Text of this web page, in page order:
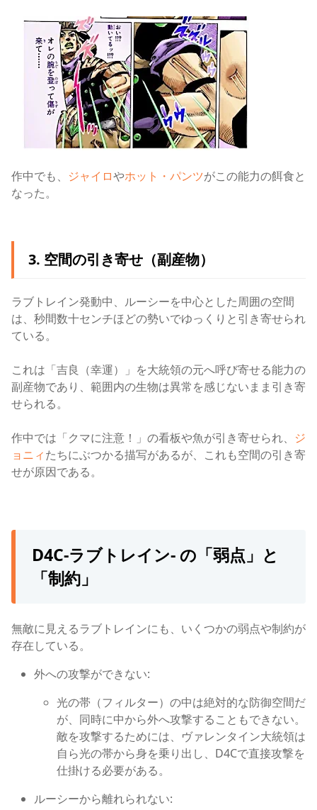
作中でも、 ジャイロやホット・パンツがこの能力の餌食と
なった。
3. 空間の引き寄せ（副産物）
ラブトレイン発動中、ルーシーを中心とした周囲の空間
は、秒間数十センチほどの勢いでゆっくりと引き寄せられ
ている。
これは「吉良（幸運）」を大統領の元へ呼び寄せる能力の
副産物であり、範囲内の生物は異常を感じないまま引き寄
せられる。
作中では「クマに注意！」の看板や魚が引き寄せられ、 ジ
ョニィたちにぶつかる描写があるが、これも空間の引き寄
せが原因である。
D4C-ラブトレイン- の「弱点」と
「制約」
無敵に見えるラブトレインにも、いくつかの弱点や制約が
存在している。
外への攻撃ができない:
光の帯（フィルター）の中は絶対的な防御空間だ
が、同時に中から外へ攻撃することもできない。
敵を攻撃するためには、ヴァレンタイン大統領は
自ら光の帯から身を乗り出し、D4Cで直接攻撃を
仕掛ける必要がある。
ルーシーから離れられない: